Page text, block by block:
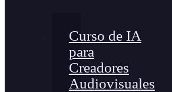
Curso de IA
para
Creadores
Audiovisuales